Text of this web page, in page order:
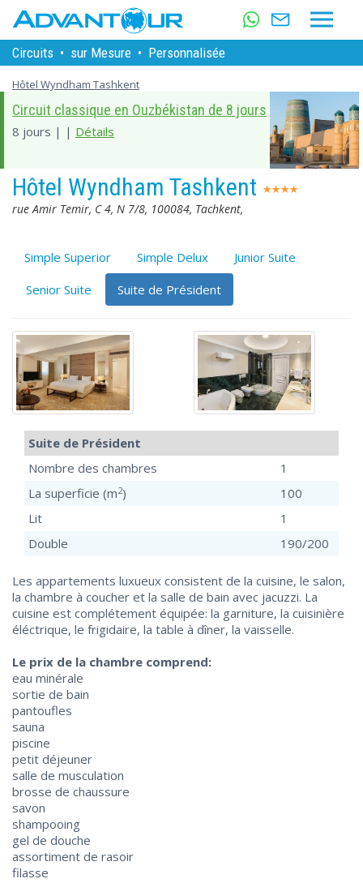
Circuits • sur Mesure • Personnalisée
Hôtel Wyndham Tashkent
Circuit classique en Ouzbékistan de 8 jours
8 jours | | Détails
Hôtel Wyndham Tashkent
rue Amir Temir, C 4, N 7/8, 100084, Tachkent,
Simple Superior Simple Delux
Junior Suite
Senior Suite
Suite de Président
Suite de Président
Nombre des chambres
1
La superficie (m2)
100
Lit
1
Double
190/200
Les appartements luxueux consistent de la cuisine, le salon,
la chambre à coucher et la salle de bain avec jacuzzi. La
cuisine est complétement équipée: la garniture, la cuisinière
éléctrique, le frigidaire, la table à dîner, la vaisselle.
Le prix de la chambre comprend:
eau minérale
sortie de bain
pantoufles
sauna
piscine
petit déjeuner
salle de musculation
brosse de chaussure
savon
shampooing
gel de douche
assortiment de rasoir
filasse